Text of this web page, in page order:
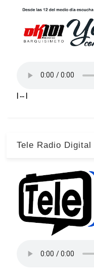
| ... |
Tele Radio Digital